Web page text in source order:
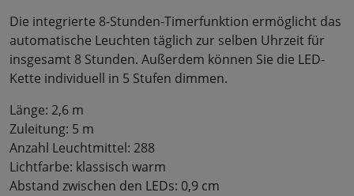
Die integrierte 8-Stunden-Timerfunktion ermöglicht das
automatische Leuchten täglich zur selben Uhrzeit für
insgesamt 8 Stunden. Außerdem können Sie die LED-
Kette individuell in 5 Stufen dimmen.
Länge: 2,6 m
Zuleitung: 5 m
Anzahl Leuchtmittel: 288
Lichtfarbe: klassisch warm
Abstand zwischen den LEDs: 0,9 cm